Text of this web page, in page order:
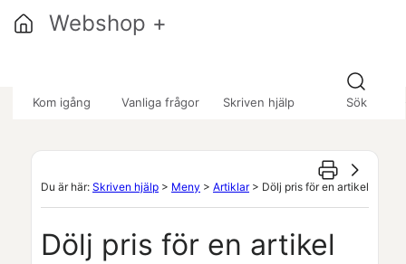
Kom igång Vanliga frågor Skriven hjälp Sök
Webshop +
Du är här: Skriven hjälp > Meny > Artiklar> Dölj pris för en artikel
Dölj pris för en artikel